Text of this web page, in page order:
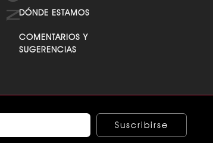
DÓNDE ESTAMOS
COMENTARIOS Y
SUGERENCIAS
Suscribirse